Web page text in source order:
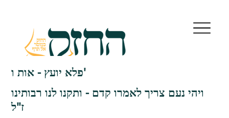
פלא יועץ - אות ו'
ויהי נעם צריך לאמרו קדם - ותקנו לנו רבותינו
ז"ל